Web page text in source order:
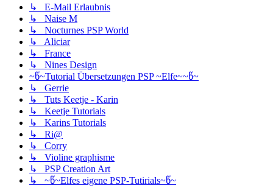
↳ E-Mail Erlaubnis
↳ Naise M
↳ Nocturnes PSP World
↳ Aliciar
↳ France
↳ Nines Design
~წ~Tutorial Übersetzungen PSP ~Elfe~~წ~
↳ Gerrie
↳ Tuts Keetje - Karin
↳ Keetje Tutorials
↳ Karins Tutorials
↳ Ri@
↳ Corry
↳ Violine graphisme
↳ PSP Creation Art
↳ ~წ~Elfes eigene PSP-Tutirials~წ~